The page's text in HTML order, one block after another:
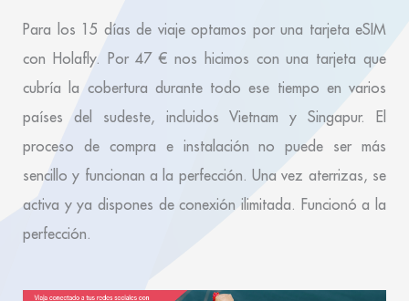
Para los 15 días de viaje optamos por una tarjeta eSIM
con Holafly. Por 47 € nos hicimos con una tarjeta que
cubría la cobertura durante todo ese tiempo en varios
países del sudeste, incluidos Vietnam y Singapur. El
proceso de compra e instalación no puede ser más
sencillo y funcionan a la perfección. Una vez aterrizas, se
activa y ya dispones de conexión ilimitada. Funcionó a la
perfección.